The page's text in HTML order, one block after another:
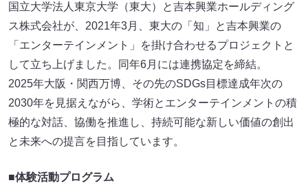
国立大学法人東京大学（東大）と吉本興業ホールディング
ス株式会社が、2021年3月、東大の「知」と吉本興業の
「エンターテインメント」を掛け合わせるプロジェクトと
して立ち上げました。同年6月には連携協定を締結。
2025年大阪・関西万博、その先のSDGs目標達成年次の
2030年を見据えながら、学術とエンターテインメントの積
極的な対話、協働を推進し、持続可能な新しい価値の創出
と未来への提言を目指しています。
■体験活動プログラム